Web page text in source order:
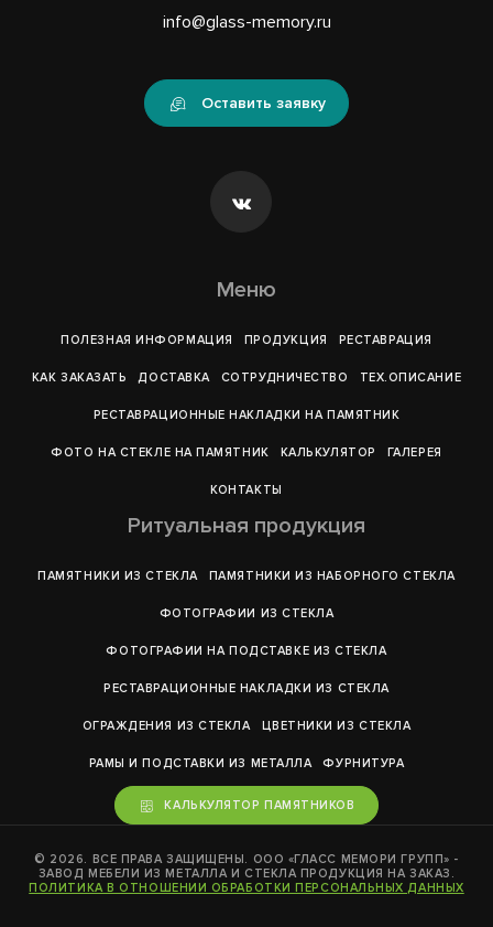
info@glass-memory.ru
Оставить заявку
Меню
ПОЛЕЗНАЯ ИНФОРМАЦИЯ ПРОДУКЦИЯ РЕСТАВРАЦИЯ
КАК ЗАКАЗАТЬ ДОСТАВКА СОТРУДНИЧЕСТВО ТЕХ.ОПИСАНИЕ
РЕСТАВРАЦИОННЫЕ НАКЛАДКИ НА ПАМЯТНИК
ФОТО НА СТЕКЛЕ НА ПАМЯТНИК КАЛЬКУЛЯТОР ГАЛЕРEЯ
КОНТАКТЫ
Ритуальная продукция
ПАМЯТНИКИ ИЗ СТЕКЛА ПАМЯТНИКИ ИЗ НАБОРНОГО СТЕКЛА
ФОТОГРАФИИ ИЗ СТЕКЛА
ФОТОГРАФИИ НА ПОДСТАВКЕ ИЗ СТЕКЛА
РЕСТАВРАЦИОННЫЕ НАКЛАДКИ ИЗ СТЕКЛА
ОГРАЖДЕНИЯ ИЗ СТЕКЛА ЦВЕТНИКИ ИЗ СТЕКЛА
РАМЫ И ПОДСТАВКИ ИЗ МЕТАЛЛА ФУРНИТУРА
КАЛЬКУЛЯТОР ПАМЯТНИКОВ
© 2026. ВСЕ ПРАВА ЗАЩИЩЕНЫ. ООО «ГЛАСС МЕМОРИ ГРУПП» -
ЗАВОД МЕБЕЛИ ИЗ МЕТАЛЛА И СТЕКЛА ПРОДУКЦИЯ НА ЗАКАЗ.
ПОЛИТИКА В ОТНОШЕНИИ ОБРАБОТКИ ПЕРСОНАЛЬНЫХ ДАННЫХ